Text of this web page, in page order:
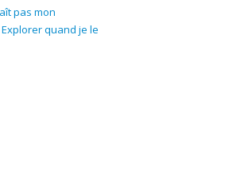
pas mon
quand je le